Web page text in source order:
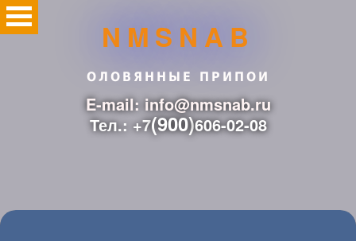
NMSNAB
ОЛОВЯННЫЕ ПРИПОИ
E-mail: info@nmsnab.ru
Тел.: +7(900)606-02-08